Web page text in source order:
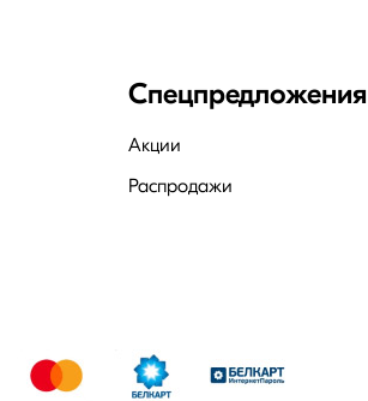
Спецпредложения
Акции
Распродажи